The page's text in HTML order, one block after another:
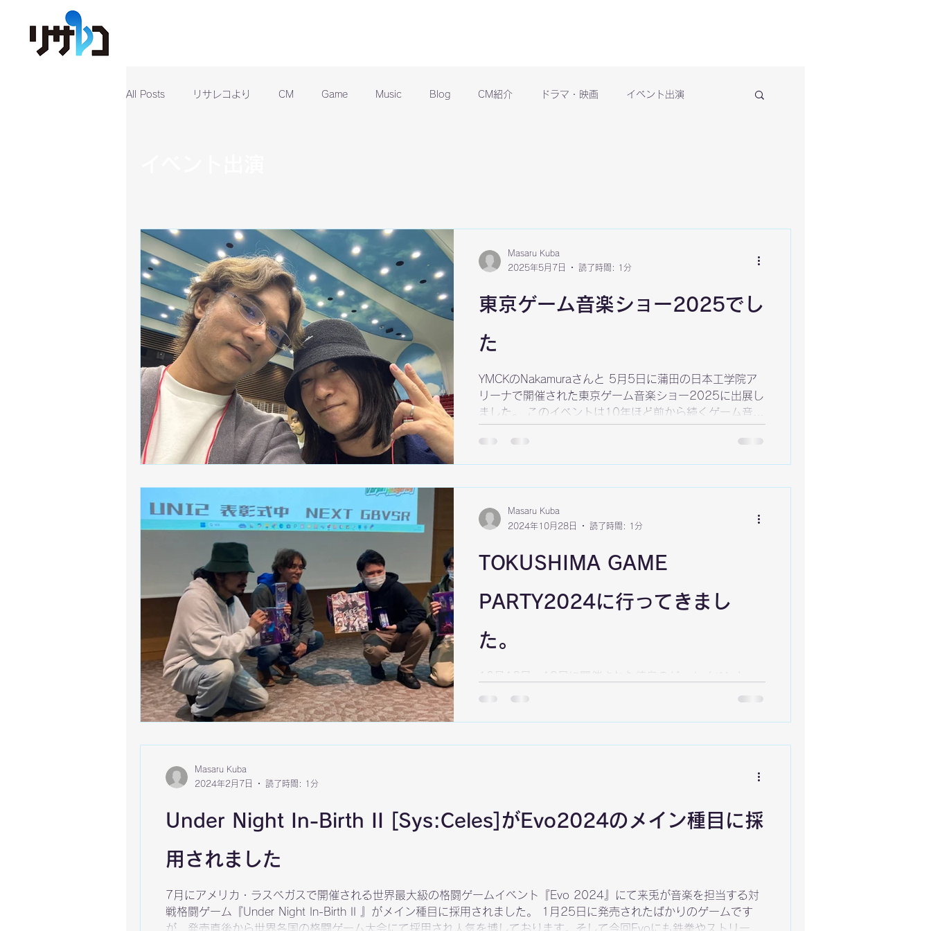
All Posts リサレコより CM Game Music Blog CM紹介 ドラマ・映画 イベント出演
東京ゲーム音楽ショー2025でし
た
YMCKのNakamuraさんと 5月5日に蒲田の日本工学院ア
リーナで開催された東京ゲーム音楽ショー2025に出展し
ました。 このイベントは10年ほど前から続くゲーム音楽
す。...
Masaru Kuba
2025年5月7日
読了時間: 1分
TOKUSHIMA GAME
PARTY2024に行ってきまし
た。
10月12日、13日に開催された徳島のゲームイベント
にある「四国大学交流プラザ」 なぜ呼ばれたかといえ
ば、私が音楽を担当するUNI2とMBTLがこの大会の種目
れ、そこで対戦を繰り広げていました。 そんな会場のト
ンターをさせていただいたり。やはり大会は良いもので
すね！ 24時間ぶっ続けで複数のゲームが楽しめるイベン
Masaru Kuba
2024年10月28日
読了時間: 1分
Under Night In-Birth II [Sys:Celes]がEvo2024のメイン種目に採
用されました
7月にアメリカ・ラスベガスで開催される世界最大級の格闘ゲームイベント『Evo 2024』にて来兎が音楽を担当する対
戦格闘ゲーム『Under Night In-Birth II 』がメイン種目に採用されました。 1月25日に発売されたばかりのゲームです
が、発売直後から世界各国の格闘ゲーム大会にて採用され人気を博しております。そして今回Evoにも鉄拳やストリート
Masaru Kuba
2024年2月7日
読了時間: 1分